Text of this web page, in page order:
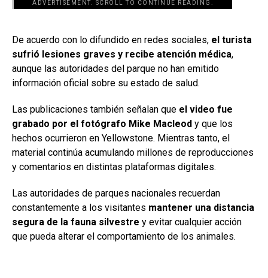
ADVERTISEMENT. SCROLL TO CONTINUE READING.
[adsforwp id="243463"]
De acuerdo con lo difundido en redes sociales, el turista
sufrió lesiones graves y recibe atención médica,
aunque las autoridades del parque no han emitido
información oficial sobre su estado de salud.
Las publicaciones también señalan que el video fue
grabado por el fotógrafo Mike Macleod y que los
hechos ocurrieron en Yellowstone. Mientras tanto, el
material continúa acumulando millones de reproducciones
y comentarios en distintas plataformas digitales.
Las autoridades de parques nacionales recuerdan
constantemente a los visitantes mantener una distancia
segura de la fauna silvestre y evitar cualquier acción
que pueda alterar el comportamiento de los animales.